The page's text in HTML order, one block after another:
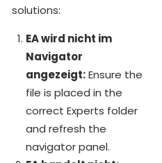
solutions:
EA wird nicht im
Navigator
angezeigt:Ensure the
file is placed in the
correct Experts folder
and refresh the
navigator panel.